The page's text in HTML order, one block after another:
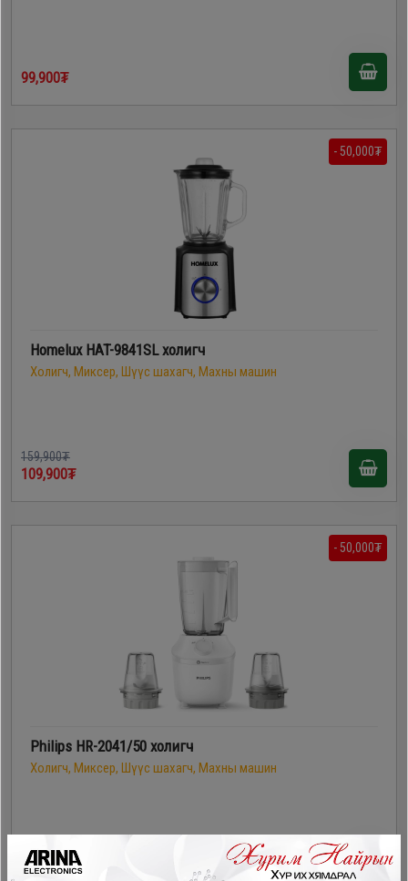
99,900₮
- 50,000₮
Homelux HAT-9841SL холигч
Холигч, Миксер, Шүүс шахагч, Махны машин
159,900₮
109,900₮
- 50,000₮
Philips HR-2041/50 холигч
Холигч, Миксер, Шүүс шахагч, Махны машин
199,900₮
149,900₮